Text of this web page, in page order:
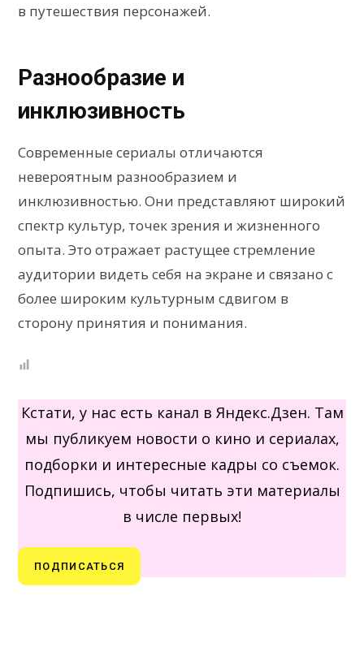
в путешествия персонажей.
Разнообразие и
инклюзивность
Современные сериалы отличаются
невероятным разнообразием и
инклюзивностью. Они представляют широкий
спектр культур, точек зрения и жизненного
опыта. Это отражает растущее стремление
аудитории видеть себя на экране и связано с
более широким культурным сдвигом в
сторону принятия и понимания.
Кстати, у нас есть канал в Яндекс.Дзен. Там
мы публикуем новости о кино и сериалах,
подборки и интересные кадры со съемок.
Подпишись, чтобы читать эти материалы
в числе первых!
ПОДПИСАТЬСЯ